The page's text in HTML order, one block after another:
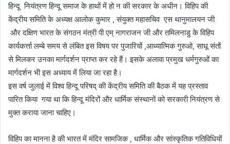
हिन्दू नियंत्रण हिन्दू समाज के हाथों में हो न की सरकार के अधीन। विहिप की
केंद्रीय समिति के अध्यक्ष आलोक कुमार , संयुक्त महासचिव एस थानुमालयन जी
और दक्षिण भारत के संगठन मंत्री पी एम् नागराजन जी और तमिलनाडु के विहिप
कार्यकर्त्ता लम्बे समय से लंबित इस विषय पर पुजारियों ,आध्यात्मिक गुरुओ, साधू संतों
से मिलकर उनका मार्गदर्शन प्राप्त कर रहे हैं। इसके अलावा प्रमुख धर्मगुरुओं का
मार्गदर्शन भी इस अध्याय में लिया जा रहा है।
इस वर्ष जुलाई में विश्व हिन्दू परिषद् की केंद्रीय समिति की बैठक में यह प्रस्ताव
पारित किया गया था कि हिन्दू मंदिरों और धार्मिक संस्थानों को सरकारी नियंत्रण से
मुक्त कराया जाना चाहिए।
विहिप का मानना है की भारत में मंदिर सामजिक , धार्मिक और सांस्कृतिक गतिविधियों